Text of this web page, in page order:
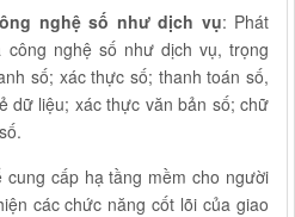
nghệ số như dịch vụ: Phát
nghệ số như dịch vụ, trọng
số; xác thực số; thanh toán số,
dữ liệu; xác thực văn bản số; chữ
cấp hạ tầng mềm cho người
các chức năng cốt lõi của giao